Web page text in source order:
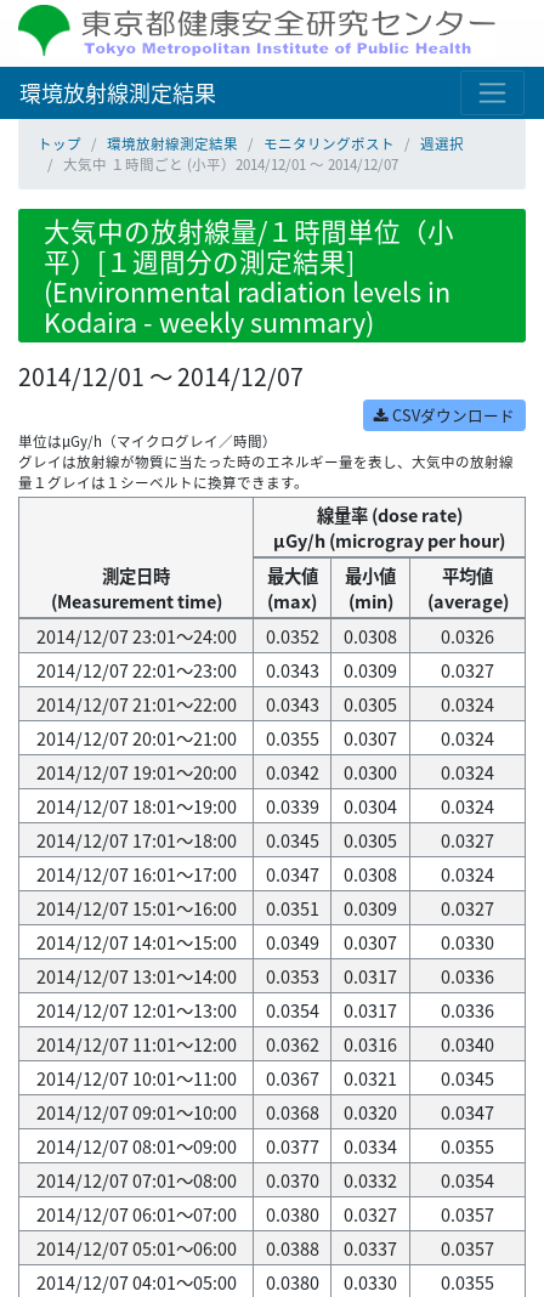
環境放射線測定結果
トップ 環境放射線測定結果 モニタリングポスト
週選択
大気中 １時間ごと (小平）2014/12/01 ～ 2014/12/07
大気中の放射線量/１時間単位（小
平）[１週間分の測定結果]
(Environmental radiation levels in
Kodaira - weekly summary)
2014/12/01 ～ 2014/12/07
CSVダウンロード
単位はμGy/h（マイクログレイ／時間）
グレイは放射線が物質に当たった時のエネルギー量を表し、大気中の放射線
量１グレイは１シーベルトに換算できます。
測定日時
(Measurement time)
線量率 (dose rate)
μGy/h (microgray per hour)
最大値
(max)
最小値
(min)
平均値
(average)
2014/12/07 23:01～24:00
0.0352 0.0308
0.0326
2014/12/07 22:01～23:00
0.0343 0.0309
0.0327
2014/12/07 21:01～22:00
0.0343 0.0305
0.0324
2014/12/07 20:01～21:00
0.0355 0.0307
0.0324
2014/12/07 19:01～20:00
0.0342 0.0300
0.0324
2014/12/07 18:01～19:00
0.0339 0.0304
0.0324
2014/12/07 17:01～18:00
0.0345 0.0305
0.0327
2014/12/07 16:01～17:00
0.0347 0.0308
0.0324
2014/12/07 15:01～16:00
0.0351 0.0309
0.0327
2014/12/07 14:01～15:00
0.0349 0.0307
0.0330
2014/12/07 13:01～14:00
0.0353 0.0317
0.0336
2014/12/07 12:01～13:00
0.0354 0.0317
0.0336
2014/12/07 11:01～12:00
0.0362 0.0316
0.0340
2014/12/07 10:01～11:00
0.0367 0.0321
0.0345
2014/12/07 09:01～10:00
0.0368 0.0320
0.0347
2014/12/07 08:01～09:00
0.0377 0.0334
0.0355
2014/12/07 07:01～08:00
0.0370 0.0332
0.0354
2014/12/07 06:01～07:00
0.0380 0.0327
0.0357
2014/12/07 05:01～06:00
0.0388 0.0337
0.0357
2014/12/07 04:01～05:00
0.0380 0.0330
0.0355